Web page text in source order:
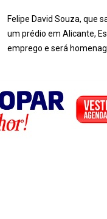
Felipe David Souza, que
um prédio em Alicante,
emprego e será